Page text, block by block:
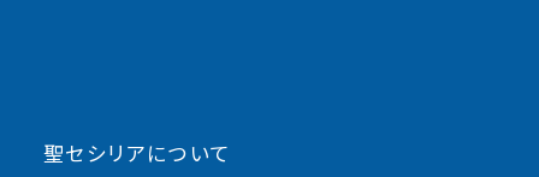
聖セシリアについて